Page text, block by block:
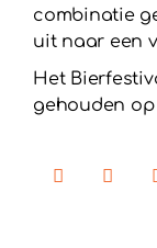
combinatie
uit naar een
Het
gehouden op